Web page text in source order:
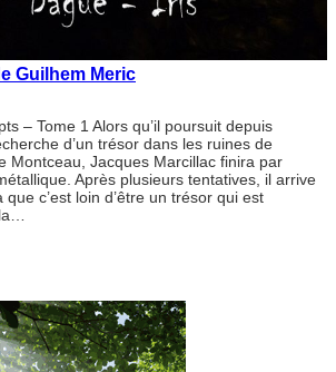
Guilhem Meric
– Tome 1 Alors qu’il poursuit depuis
d’un trésor dans les ruines de
Montceau, Jacques Marcillac finira par
Après plusieurs tentatives, il arrive
que c’est loin d’être un trésor qui est